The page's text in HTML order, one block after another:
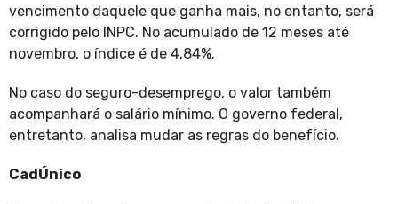
vencimento daquele que ganha mais, no entanto, será
corrigido pelo INPC. No acumulado de 12 meses até
novembro, o índice é de 4,84%.
No caso do seguro-desemprego, o valor também
acompanhará o salário mínimo. O governo federal,
entretanto, analisa mudar as regras do benefício.
CadÚnico